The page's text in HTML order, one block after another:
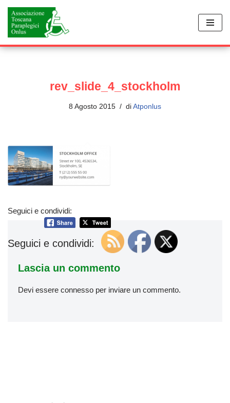
Vai
al
contenuto
rev_slide_4_stockholm
8 Agosto 2015 di Atponlus
Seguici e condividi:
Seguici e condividi:
Lascia un commento
Devi essere connesso per inviare un commento.